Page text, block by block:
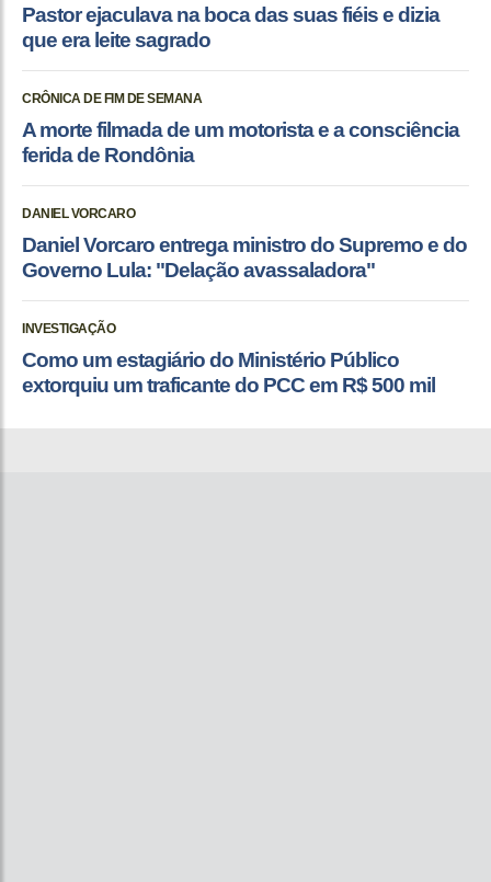
Pastor ejaculava na boca das suas fiéis e dizia
que era leite sagrado
CRÔNICA DE FIM DE SEMANA
A morte filmada de um motorista e a consciência
ferida de Rondônia
DANIEL VORCARO
Daniel Vorcaro entrega ministro do Supremo e do
Governo Lula: "Delação avassaladora"
INVESTIGAÇÃO
Como um estagiário do Ministério Público
extorquiu um traficante do PCC em R$ 500 mil